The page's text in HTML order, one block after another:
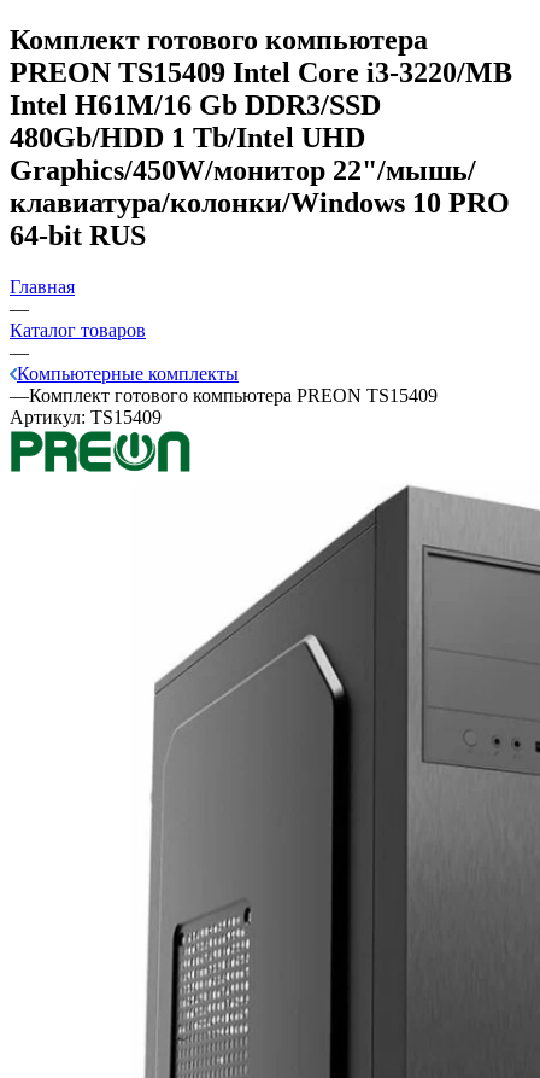
Комплект готового компьютера
PREON TS15409 Intel Core i3-3220/MB
Intel H61M/16 Gb DDR3/SSD
480Gb/HDD 1 Tb/Intel UHD
Graphics/450W/монитор 22"/мышь/
клавиатура/колонки/Windows 10 PRO
64-bit RUS
Главная
—
Каталог товаров
—
Компьютерные комплекты
—Комплект готового компьютера PREON TS15409
Артикул: TS15409